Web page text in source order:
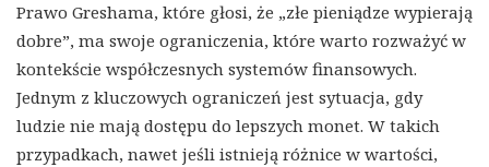
Prawo Greshama, które głosi, że „złe pieniądze wypierają
dobre”, ma swoje ograniczenia, które warto rozważyć w
kontekście współczesnych systemów finansowych.
Jednym z kluczowych ograniczeń jest sytuacja, gdy
ludzie nie mają dostępu do lepszych monet. W takich
przypadkach, nawet jeśli istnieją różnice w wartości,